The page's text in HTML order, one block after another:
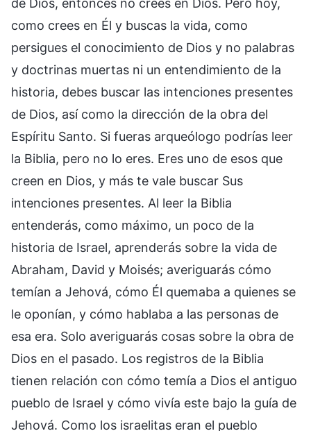
como crees en Él y buscas la vida, como
persigues el conocimiento de Dios y no palabras
y doctrinas muertas ni un entendimiento de la
historia, debes buscar las intenciones presentes
de Dios, así como la dirección de la obra del
Espíritu Santo. Si fueras arqueólogo podrías leer
la Biblia, pero no lo eres. Eres uno de esos que
creen en Dios, y más te vale buscar Sus
intenciones presentes. Al leer la Biblia
entenderás, como máximo, un poco de la
historia de Israel, aprenderás sobre la vida de
Abraham, David y Moisés; averiguarás cómo
temían a Jehová, cómo Él quemaba a quienes se
le oponían, y cómo hablaba a las personas de
esa era. Solo averiguarás cosas sobre la obra de
Dios en el pasado. Los registros de la Biblia
tienen relación con cómo temía a Dios el antiguo
pueblo de Israel y cómo vivía este bajo la guía de
Jehová. Como los israelitas eran el pueblo